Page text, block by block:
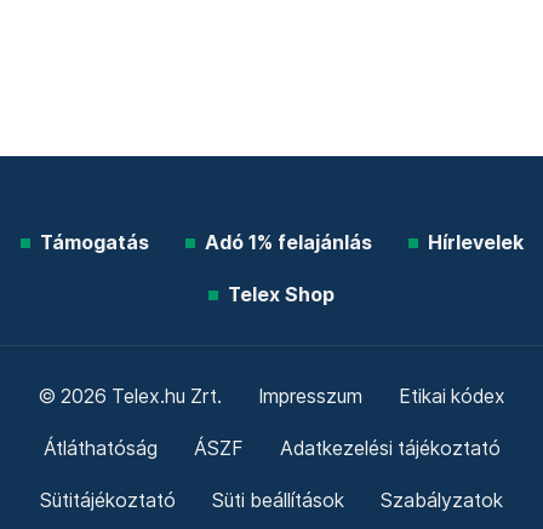
Támogatás Adó 1% felajánlás Hírlevelek
Telex Shop
© 2026 Telex.hu Zrt. Impresszum Etikai kódex
Átláthatóság ÁSZF Adatkezelési tájékoztató
Sütitájékoztató Süti beállítások Szabályzatok